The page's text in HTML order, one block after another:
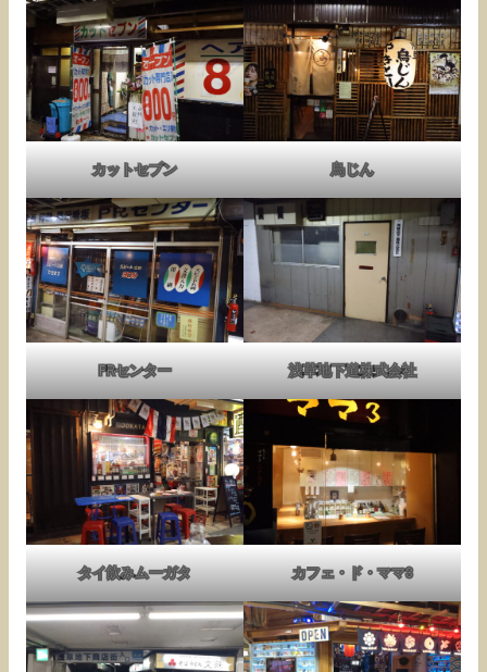
カットセブン 鳥じん
PRセンター 浅草地下道株式会社
タイ飲みムーガタ カフェ・ド・ママ3